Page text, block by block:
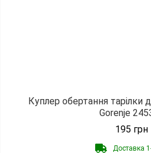
Куплер обертання тарілки
Gorenje
195 грн
Доставка